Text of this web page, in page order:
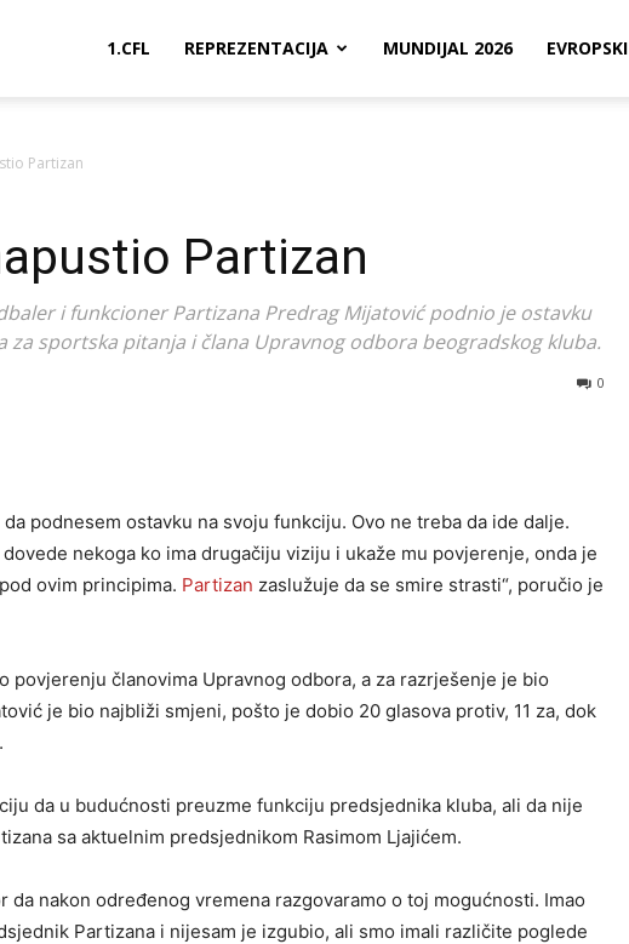
1.CFL REPREZENTACIJA MUNDIJAL 2026 EVROPSKI
Partizan
Partizan
i funkcioner Partizana Predrag Mijatović podnio je ostavku
sportska pitanja i člana Upravnog odbora beogradskog kluba.
0
podnesem ostavku na svoju funkciju. Ovo ne treba da ide dalje.
nekoga ko ima drugačiju viziju i ukaže mu povjerenje, onda je
ovim principima. Partizan zaslužuje da se smire strasti“, poručio je
povjerenju članovima Upravnog odbora, a za razrješenje je bio
je bio najbliži smjeni, pošto je dobio 20 glasova protiv, 11 za, dok
da u budućnosti preuzme funkciju predsjednika kluba, ali da nije
sa aktuelnim predsjednikom Rasimom Ljajićem.
da nakon određenog vremena razgovaramo o toj mogućnosti. Imao
Partizana i nijesam je izgubio, ali smo imali različite poglede